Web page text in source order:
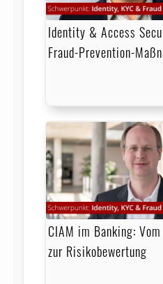
Identity & Access
Fraud-Prevention-
CIAM im Banking:
zur Risikobewertung